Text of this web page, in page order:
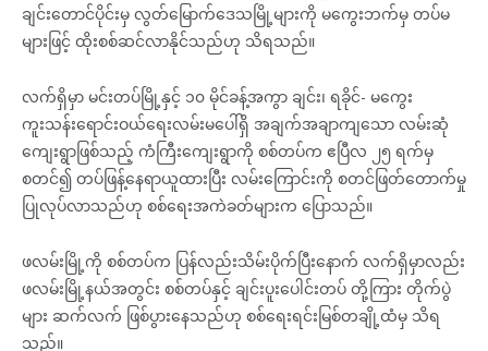
ချင်းတောင်ပိုင်းမှ လွတ်မြောက်ဒေသမြို့များကို မကွေးဘက်မှ တပ်မ
များဖြင့် ထိုးစစ်ဆင်လာနိုင်သည်ဟု သိရသည်။
လက်ရှိမှာ မင်းတပ်မြို့နှင့် ၁၀ မိုင်ခန့်အကွာ ချင်း၊ ရခိုင်- မကွေး
ကူးသန်းရောင်းဝယ်ရေးလမ်းမပေါ်ရှိ အချက်အချာကျသော လမ်းဆုံ
ကျေးရွာဖြစ်သည့် ကံကြီးကျေးရွာကို စစ်တပ်က ဧပြီလ ၂၅ ရက်မှ
စတင်၍ တပ်ဖြန့်နေရာယူထားပြီး လမ်းကြောင်းကို စတင်ဖြတ်တောက်မှု
ပြုလုပ်လာသည်ဟု စစ်ရေးအကဲခတ်များက ပြောသည်။
ဖလမ်းမြို့ကို စစ်တပ်က ပြန်လည်းသိမ်းပိုက်ပြီးနောက် လက်ရှိမှာလည်း
ဖလမ်းမြို့နယ်အတွင်း စစ်တပ်နှင့် ချင်းပူးပေါင်းတပ် တို့ကြား တိုက်ပွဲ
များ ဆက်လက် ဖြစ်ပွားနေသည်ဟု စစ်ရေးရင်းမြစ်တချို့ထံမှ သိရ
သည်။